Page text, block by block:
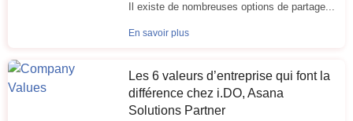
Il existe de nombreuses options de partage...
En savoir plus
Les 6 valeurs d’entreprise qui font la
différence chez i.DO, Asana
Solutions Partner